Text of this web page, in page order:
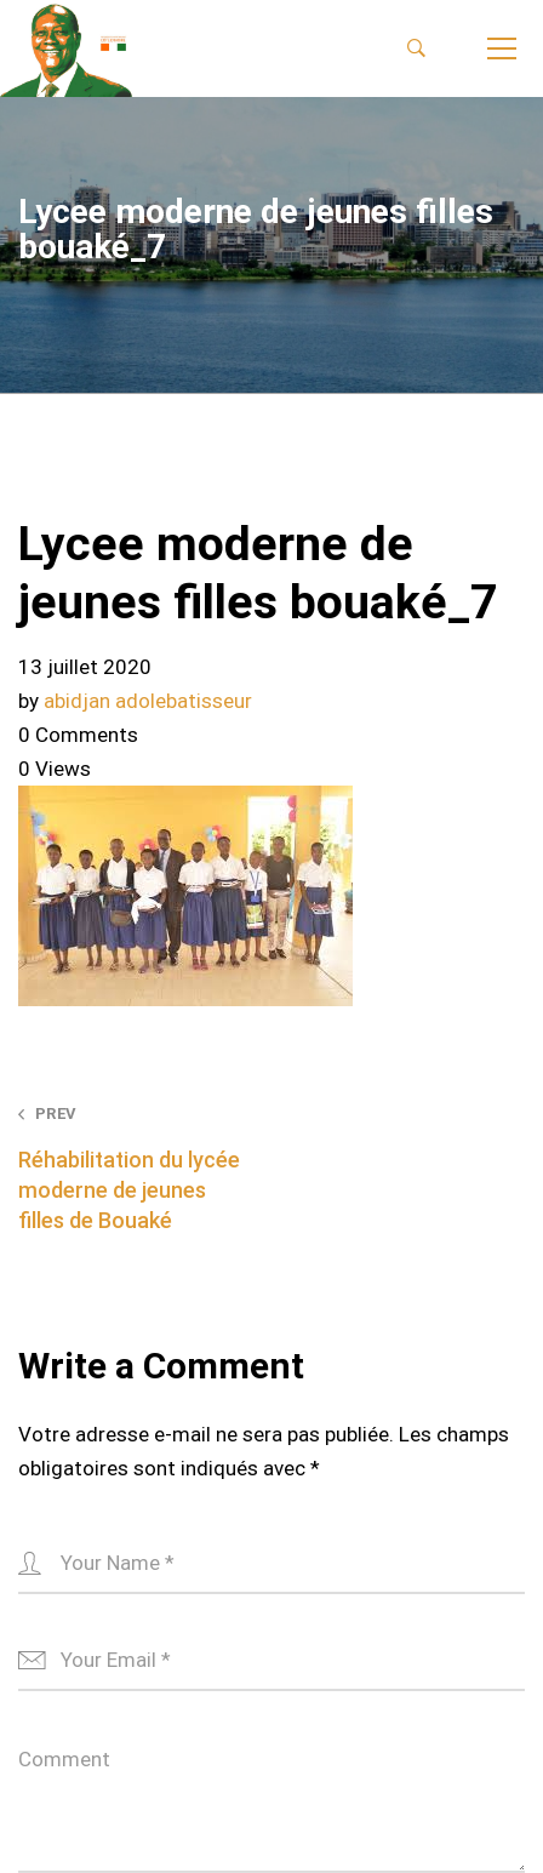
Lycee moderne de jeunes filles
bouaké_7
Lycee moderne de
jeunes filles bouaké_7
13 juillet 2020
by abidjan adolebatisseur
0 Comments
0 Views
Post
navigation
PREV
Réhabilitation du lycée
moderne de jeunes
filles de Bouaké
Write a Comment
Votre adresse e-mail ne sera pas publiée. Les champs
obligatoires sont indiqués avec *